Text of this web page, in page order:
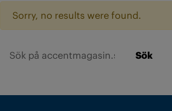
Sorry, no results were found.
Sök